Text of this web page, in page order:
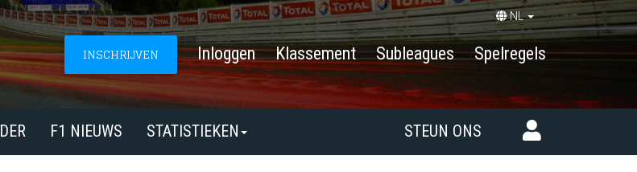
NL
INSCHRIJVEN Inloggen Klassement Subleagues Spelregels
F1 NIEUWS STATISTIEKEN STEUN ONS